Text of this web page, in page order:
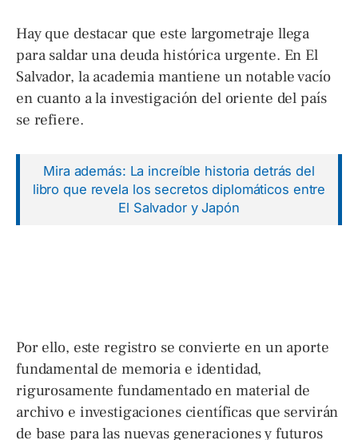
Hay que destacar que este largometraje llega
para saldar una deuda histórica urgente. En El
Salvador, la academia mantiene un notable vacío
en cuanto a la investigación del oriente del país
se refiere.
Mira además: La increíble historia detrás del
libro que revela los secretos diplomáticos entre
El Salvador y Japón
Por ello, este registro se convierte en un aporte
fundamental de memoria e identidad,
rigurosamente fundamentado en material de
archivo e investigaciones científicas que servirán
de base para las nuevas generaciones y futuros